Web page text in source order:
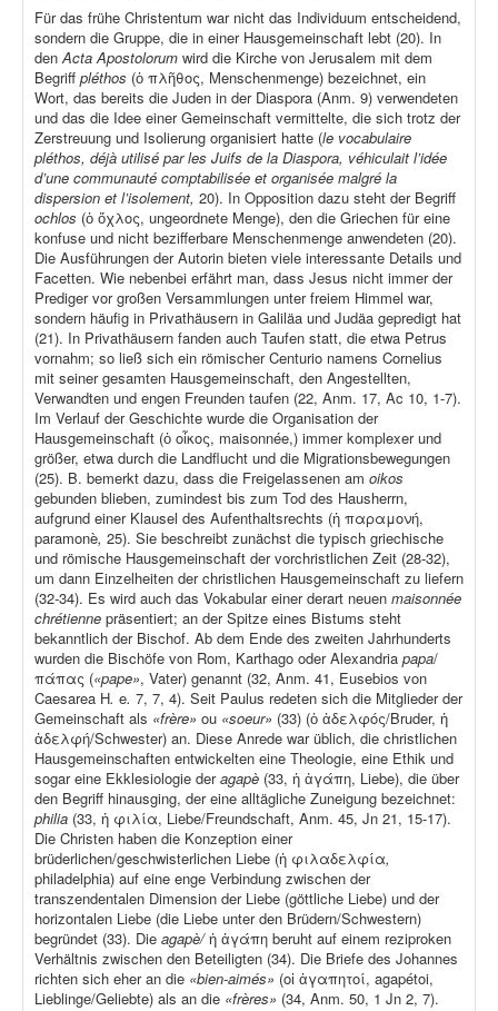
Für das frühe Christentum war nicht das Individuum entscheidend,
sondern die Gruppe, die in einer Hausgemeinschaft lebt (20). In
denActa Apostolorum wird die Kirche von Jerusalem mit dem
Begriff pléthos (ὁ πλῆθος, Menschenmenge) bezeichnet, ein
Wort, das bereits die Juden in der Diaspora (Anm. 9) verwendeten
und das die Idee einer Gemeinschaft vermittelte, die sich trotz der
Zerstreuung und Isolierung organisiert hatte (le vocabulaire
pléthos, déjà utilisé par les Juifs de la Diaspora, véhiculait l’idée
d’une communauté comptabilisée et organisée malgré la
dispersion et l’isolement, 20). In Opposition dazu steht der Begriff
ochlos (ὁ ὄχλος, ungeordnete Menge), den die Griechen für eine
konfuse und nicht bezifferbare Menschenmenge anwendeten (20).
Die Ausführungen der Autorin bieten viele interessante Details und
Facetten. Wie nebenbei erfährt man, dass Jesus nicht immer der
Prediger vor großen Versammlungen unter freiem Himmel war,
sondern häufig in Privathäusern in Galiläa und Judäa gepredigt hat
(21). In Privathäusern fanden auch Taufen statt, die etwa Petrus
vornahm; so ließ sich ein römischer Centurio namens Cornelius
mit seiner gesamten Hausgemeinschaft, den Angestellten,
Verwandten und engen Freunden taufen (22, Anm. 17, Ac 10, 1-7).
Im Verlauf der Geschichte wurde die Organisation der
Hausgemeinschaft (ὁ οἶκος, maisonnée,) immer komplexer und
größer, etwa durch die Landflucht und die Migrationsbewegungen
(25). B. bemerkt dazu, dass die Freigelassenen am oikos
gebunden blieben, zumindest bis zum Tod des Hausherrn,
aufgrund einer Klausel des Aufenthaltsrechts (ἡ παραμονή,
paramonè, 25). Sie beschreibt zunächst die typisch griechische
und römische Hausgemeinschaft der vorchristlichen Zeit (28-32),
um dann Einzelheiten der christlichen Hausgemeinschaft zu liefern
(32-34). Es wird auch das Vokabular einer derart neuen maisonnée
chrétienne präsentiert; an der Spitze eines Bistums steht
bekanntlich der Bischof. Ab dem Ende des zweiten Jahrhunderts
wurden die Bischöfe von Rom, Karthago oder Alexandria papa/
πάπας («pape», Vater) genannt (32, Anm. 41, Eusebios von
Caesarea H. e. 7, 7, 4). Seit Paulus redeten sich die Mitglieder der
Gemeinschaft als «frère» ou «soeur» (33) (ὁ ἀδελφός/Bruder, ἡ
ἀδελφή/Schwester) an. Diese Anrede war üblich, die christlichen
Hausgemeinschaften entwickelten eine Theologie, eine Ethik und
sogar eine Ekklesiologie deragapè (33, ἡ ἀγάπη, Liebe), die über
den Begriff hinausging, der eine alltägliche Zuneigung bezeichnet:
philia (33, ἡ φιλία, Liebe/Freundschaft, Anm. 45, Jn 21, 15-17).
Die Christen haben die Konzeption einer
brüderlichen/geschwisterlichen Liebe (ἡ φιλαδελφία,
philadelphia) auf eine enge Verbindung zwischen der
transzendentalen Dimension der Liebe (göttliche Liebe) und der
horizontalen Liebe (die Liebe unter den Brüdern/Schwestern)
begründet (33). Die agapè/ἡ ἀγάπη beruht auf einem reziproken
Verhältnis zwischen den Beteiligten (34). Die Briefe des Johannes
richten sich eher an die «bien-aimés» (οἱ ἀγαπητοί, agapétoi,
Lieblinge/Geliebte) als an die «frères» (34, Anm. 50, 1 Jn 2, 7).